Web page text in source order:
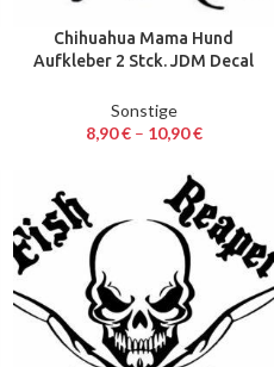
Chihuahua Mama Hund
Aufkleber 2 Stck. JDM Decal
Sonstige
8,90€– 10,90€